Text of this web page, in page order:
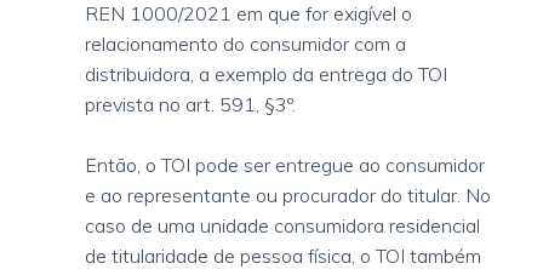
REN 1000/2021 em que for exigível o
relacionamento do consumidor com a
distribuidora, a exemplo da entrega do TOI
prevista no art. 591, §3º.
Então, o TOI pode ser entregue ao consumidor
e ao representante ou procurador do titular. No
caso de uma unidade consumidora residencial
de titularidade de pessoa física, o TOI também